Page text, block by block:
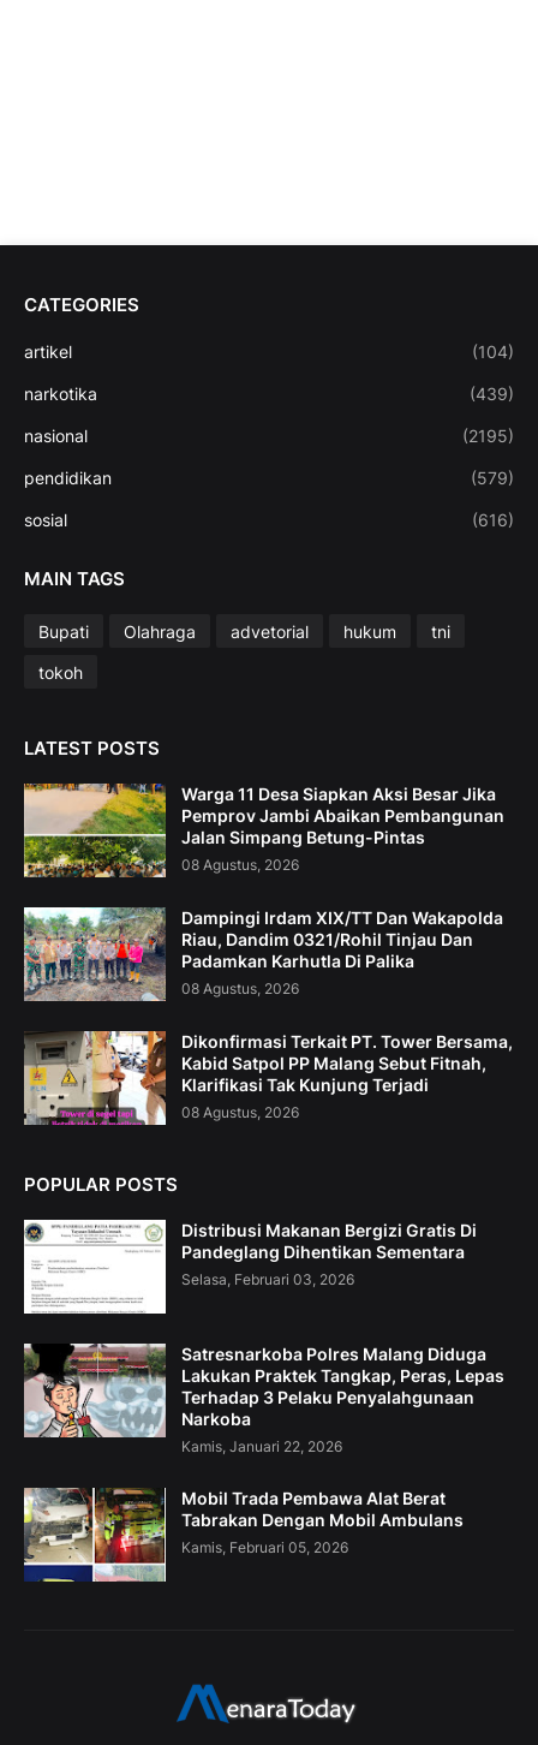
CATEGORIES
artikel (104)
narkotika (439)
nasional (2195)
pendidikan (579)
sosial (616)
MAIN TAGS
Bupati Olahraga advetorial hukum
tni
tokoh
LATEST POSTS
Warga 11 Desa Siapkan Aksi Besar Jika
Pemprov Jambi Abaikan Pembangunan
Jalan Simpang Betung-Pintas
08 Agustus, 2026
Dampingi Irdam XIX/TT Dan Wakapolda
Riau, Dandim 0321/Rohil Tinjau Dan
Padamkan Karhutla Di Palika
08 Agustus, 2026
Dikonfirmasi Terkait PT. Tower Bersama,
Kabid Satpol PP Malang Sebut Fitnah,
Klarifikasi Tak Kunjung Terjadi
08 Agustus, 2026
POPULAR POSTS
Distribusi Makanan Bergizi Gratis Di
Pandeglang Dihentikan Sementara
Selasa, Februari 03, 2026
Satresnarkoba Polres Malang Diduga
Lakukan Praktek Tangkap, Peras, Lepas
Terhadap 3 Pelaku Penyalahgunaan
Narkoba
Kamis, Januari 22, 2026
Mobil Trada Pembawa Alat Berat
Tabrakan Dengan Mobil Ambulans
Kamis, Februari 05, 2026